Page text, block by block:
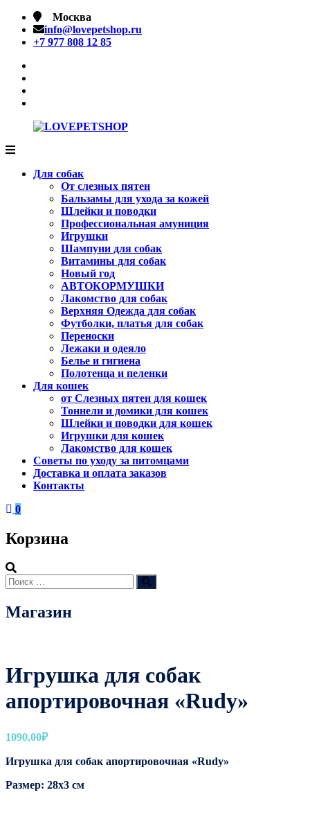
Перейти
содержимому
Москва
info@lovepetshop.ru
+7 977 808 12 85
для
животных
Для собак
От слезных пятен
Бальзамы для ухода за кожей
Шлейки и поводки
Профессиональная амуниция
Игрушки
Шампуни для собак
Витамины для собак
Новый год
АВТОКОРМУШКИ
Лакомство для собак
Верхняя Одежда для собак
Футболки, платья для собак
Переноски
Лежаки и одеяло
Белье и гигиена
Полотенца и пеленки
Для кошек
от Слезных пятен для кошек
Тоннели и домики для кошек
Шлейки и поводки для кошек
Игрушки для кошек
Лакомство для кошек
Советы по уходу за питомцами
Доставка и оплата заказов
Контакты
0
Корзина
Искать: Поиск
Магазин
Игрушка для собак
апортировочная «Rudy»
1090,00₽
Игрушка для собак апортировочная «Rudy»
Размер: 28х3 см